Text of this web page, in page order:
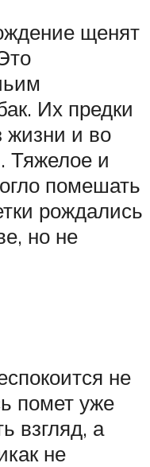
щенят
Их предки
жизни и во
Тяжелое и
помешать
рождались
но не
не
помет уже
взгляд, а
не